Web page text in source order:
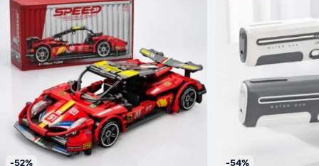
-52% -54%
Orhei
Rezina
Riscani
Singerei
Soldanesti
Soroca